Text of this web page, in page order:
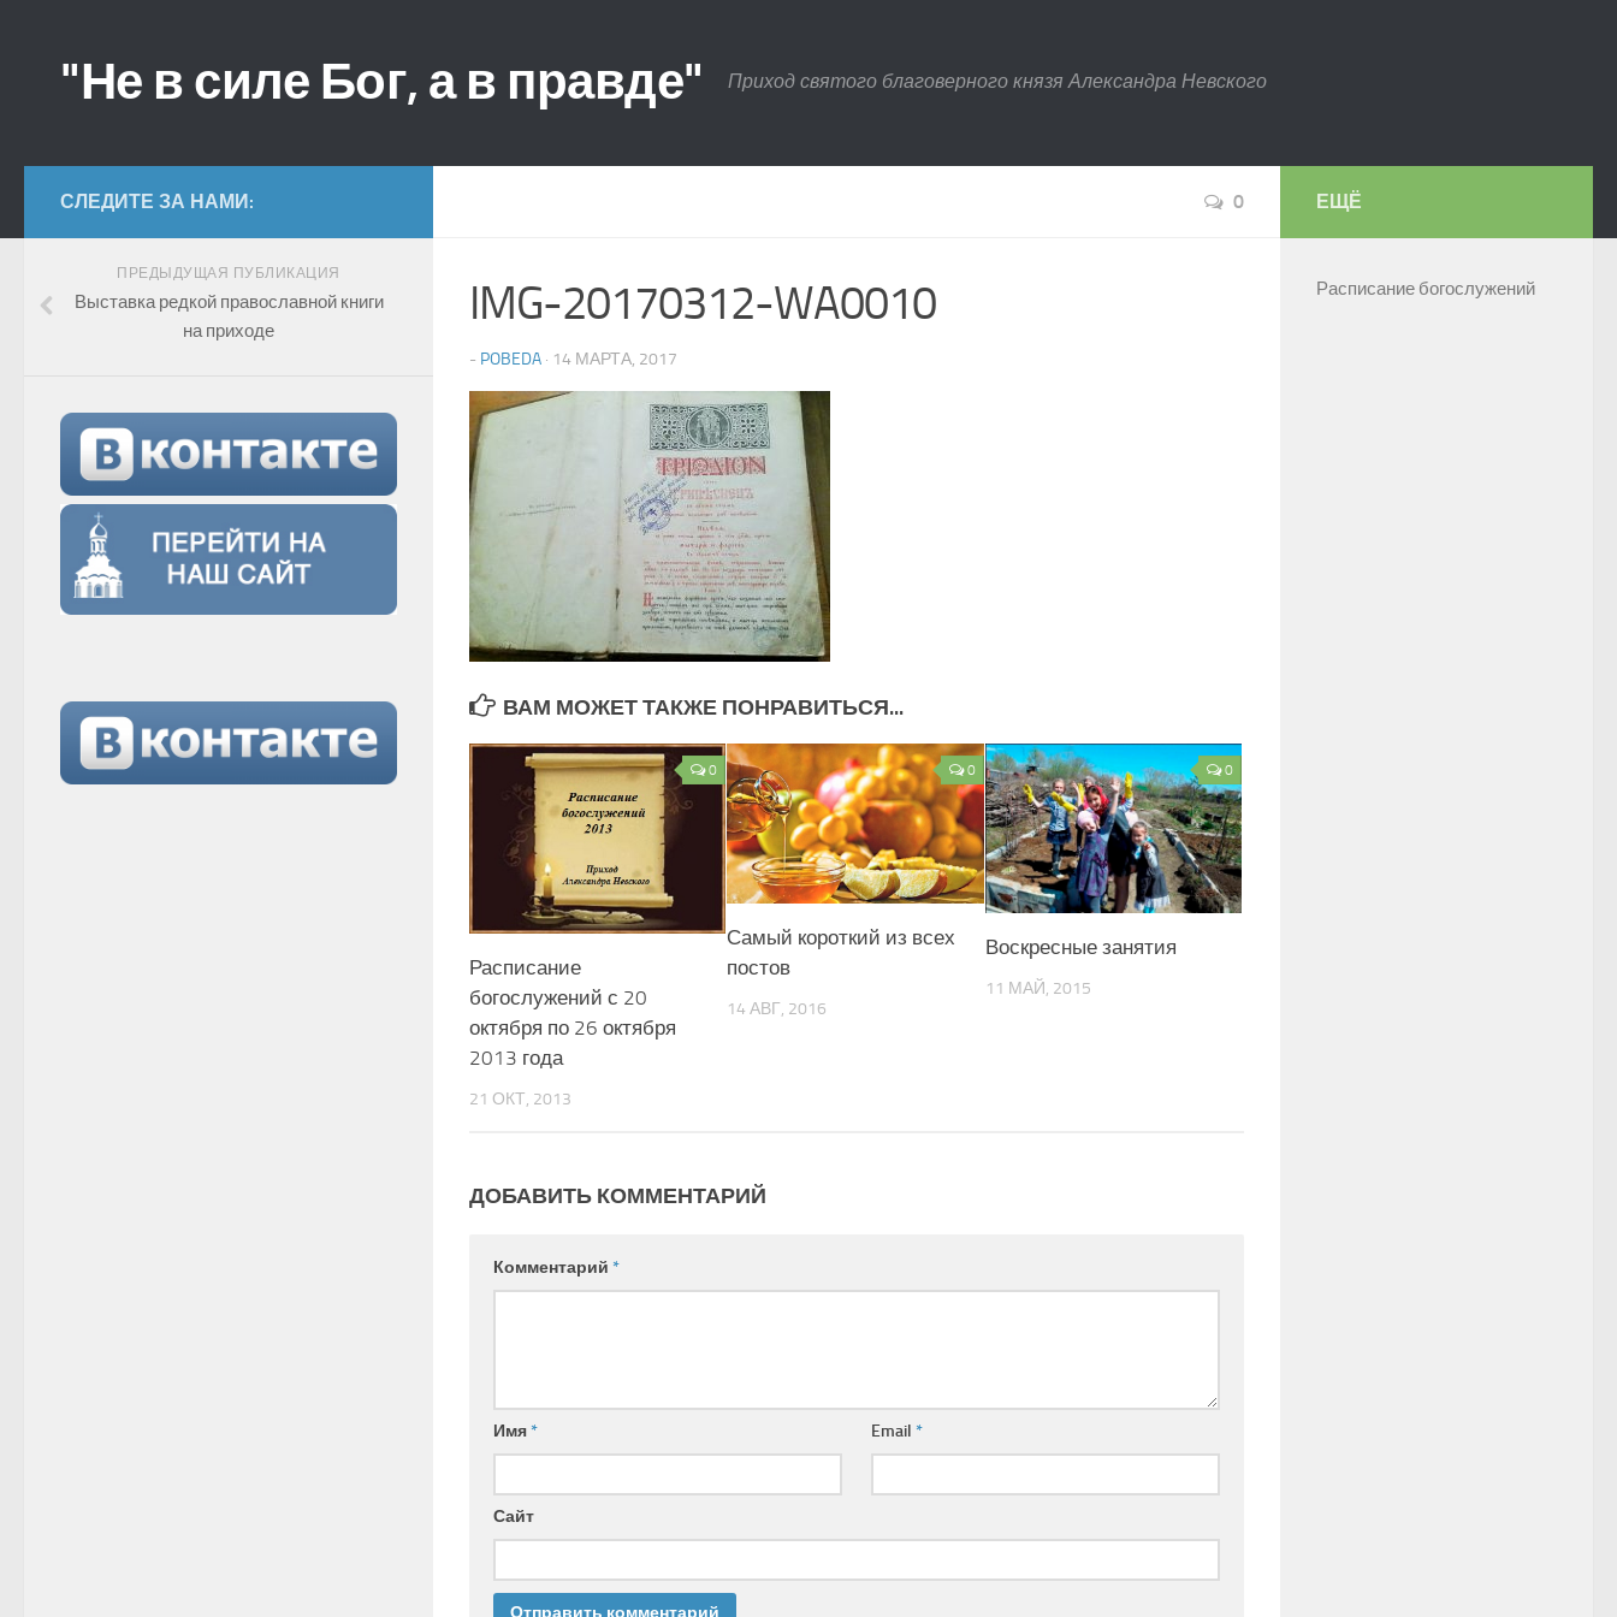
"Не в силе Бог, а в правде" Приход святого благоверного князя Александра Невского
0
IMG-20170312-WA0010
- POBEDA · 14 МАРТА, 2017
ВАМ МОЖЕТ ТАКЖЕ ПОНРАВИТЬСЯ...
0
Расписание
богослужений с 20
октября по 26 октября
2013 года
21 ОКТ, 2013
0
Самый короткий из всех
постов
14 АВГ, 2016
0
Воскресные занятия
11 МАЙ, 2015
ДОБАВИТЬ КОММЕНТАРИЙ
Комментарий *
Имя* Email*
Сайт
СЛЕДИТЕ ЗА НАМИ:
ПРЕДЫДУЩАЯ ПУБЛИКАЦИЯ
Выставка редкой православной книги
на приходе
ЕЩЁ
Расписание богослужений